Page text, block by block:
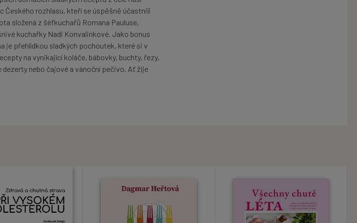
Českého rozhlasu, kteří se úspěšně účastnili
složená z šéfkuchařů Romana Pauluse,
kuchařky Nadi Konvalinkové. Jako bonus
je přehlídkou sladkých pochoutek, které si v
na vynikající koláče, bábovky, buchty, řezy,
nebo čajové a vánoční pečivo. Ať žije